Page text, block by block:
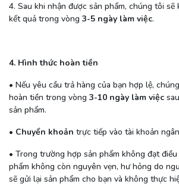
4. Sau khi nhận được sản phẩm, chúng tôi sẽ
kết quả trong vòng 3-5 ngày làm việc.
4. Hình thức hoàn tiền
• Nếu yêu cầu trả hàng của bạn hợp lệ,
hoàn tiền trong vòng 3-10 ngày làm việc
sản phẩm.
• Chuyển khoản trực tiếp vào tài khoản
• Trong trường hợp sản phẩm không đạt
phẩm không còn nguyên vẹn, hư hỏng do
sẽ gửi lại sản phẩm cho bạn và không thực